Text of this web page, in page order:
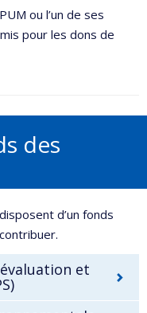
ou l’un de ses
pour les dons de
des
d’un fonds
et